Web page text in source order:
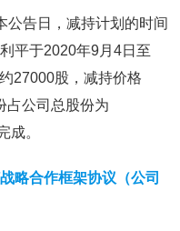
公告日，减持计划的时间
平于2020年9月4日至
27000股，减持价格
占公司总股份为
成。
略合作框架协议（公司